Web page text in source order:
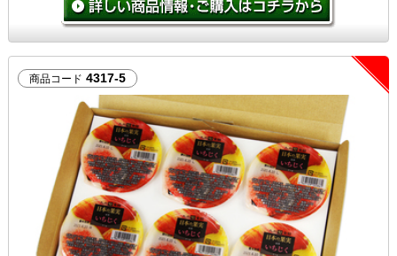
商品コード 4317-5